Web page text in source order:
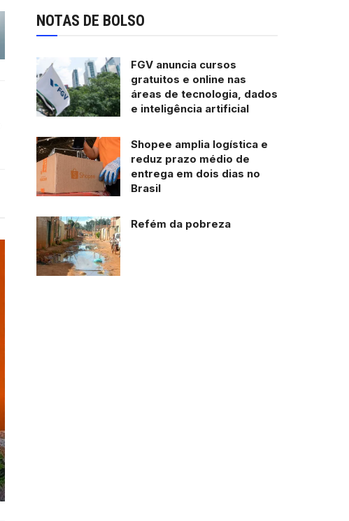
NOTAS DE BOLSO
FGV anuncia cursos
gratuitos e online nas
áreas de tecnologia, dados
e inteligência artificial
Shopee amplia logística e
reduz prazo médio de
entrega em dois dias no
Brasil
Refém da pobreza